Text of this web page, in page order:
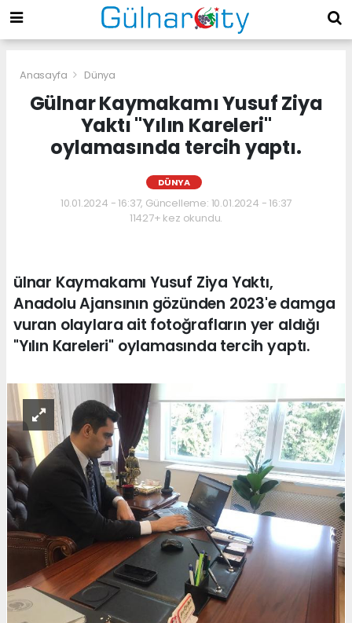
Anasayfa Dünya
Gülnar Kaymakamı Yusuf Ziya
Yaktı "Yılın Kareleri"
oylamasında tercih yaptı.
DÜNYA
10.01.2024 - 16:37, Güncelleme: 10.01.2024 - 16:37
11427+ kez okundu.
ülnar Kaymakamı Yusuf Ziya Yaktı,
Anadolu Ajansının gözünden 2023'e damga
vuran olaylara ait fotoğrafların yer aldığı
"Yılın Kareleri" oylamasında tercih yaptı.